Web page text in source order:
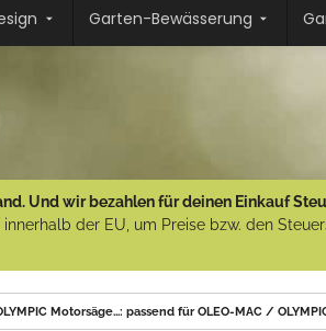
Garten-Bewässerung
Und wir bezahlen für deinen Einkauf
der EU, um Preise bzw. den
Motorsäge...: passend für OLEO-MAC /